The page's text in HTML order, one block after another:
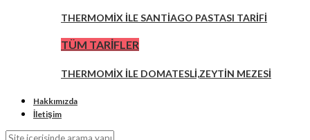
THERMOMİX İLE SANTİAGO PASTASI TARİFİ
TÜM TARİFLER
THERMOMİX İLE DOMATESLİ,ZEYTİN MEZESİ
Hakkımızda
İletişim